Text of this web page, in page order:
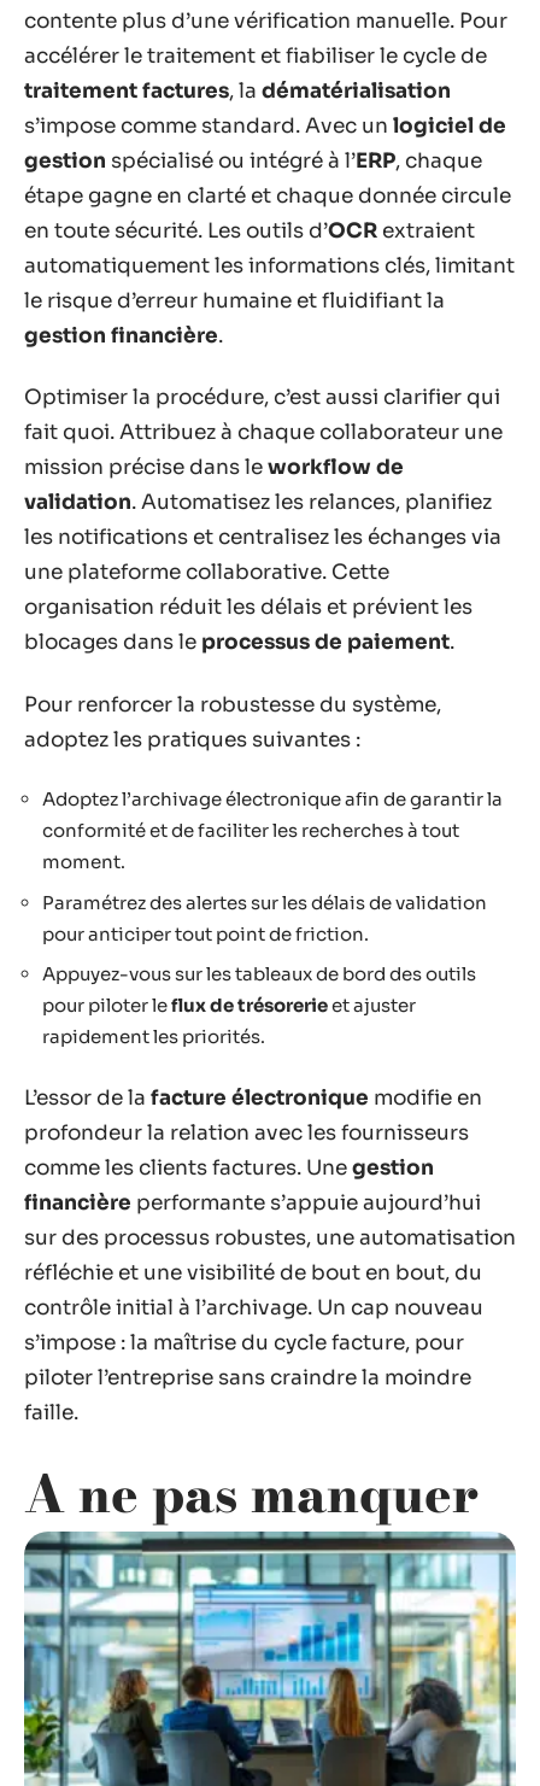
contente plus d’une vérification manuelle. Pour
accélérer le traitement et fiabiliser le cycle de
traitement factures, la dématérialisation
s’impose comme standard. Avec un logiciel de
gestion spécialisé ou intégré à l’ERP, chaque
étape gagne en clarté et chaque donnée circule
en toute sécurité. Les outils d’OCR extraient
automatiquement les informations clés, limitant
le risque d’erreur humaine et fluidifiant la
gestion financière.
Optimiser la procédure, c’est aussi clarifier qui
fait quoi. Attribuez à chaque collaborateur une
mission précise dans leworkflow de
validation. Automatisez les relances, planifiez
les notifications et centralisez les échanges via
une plateforme collaborative. Cette
organisation réduit les délais et prévient les
blocages dans le processus de paiement.
Pour renforcer la robustesse du système,
adoptez les pratiques suivantes :
Adoptez l’archivage électronique afin de garantir la
conformité et de faciliter les recherches à tout
moment.
Paramétrez des alertes sur les délais de validation
pour anticiper tout point de friction.
Appuyez-vous sur les tableaux de bord des outils
pour piloter leflux de trésorerieet ajuster
rapidement les priorités.
L’essor de la facture électronique modifie en
profondeur la relation avec les fournisseurs
comme les clients factures. Unegestion
financière performante s’appuie aujourd’hui
sur des processus robustes, une automatisation
réfléchie et une visibilité de bout en bout, du
contrôle initial à l’archivage. Un cap nouveau
s’impose : la maîtrise du cycle facture, pour
piloter l’entreprise sans craindre la moindre
faille.
A ne pas manquer